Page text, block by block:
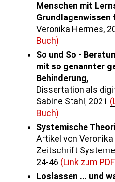
Menschen mit
Veronika Hermes,
Buch)
So und So -
mit so genannter
Behinderung,
Dissertation als
Sabine Stahl, 2021
Buch)
Systemische
Artikel von
Zeitschrift Systeme
24-46 (Link zum
Loslassen ... und